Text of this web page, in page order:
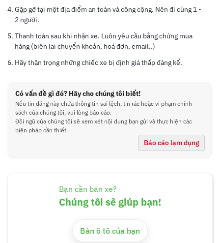
Hệ thống túi khí an toàn.
Ghế bọc da cao cấp, sạch đẹp, ngồi êm ái.
💰 Giá công khai: 265 Triệu xem xe Dĩ An
liên hệ sang Zalo Tuấn 𝟶𝟻𝟼𝟽.𝟻𝟺.𝟸𝟹𝟺𝟻 xem xe Dĩ An Bình Dương
ɢửɪ ᴢᴀʟᴏ ᴇᴍ ᴛᴜấɴ 𝟶𝟻𝟼𝟽 𝟻𝟺 𝟸𝟹𝟺𝟻 ᴍᴜᴀ ʙáɴ ɴʜᴀɴʜ ɢọɴ Voir moins
Gặp gỡ tại một địa điểm an toàn và công cộng. Nên đi cùng 1 -
2 người.
Thanh toán sau khi nhận xe. Luôn yêu cầu bằng chứng mua
hàng (biên lai chuyển khoản, hoá đơn, email..)
Hãy thận trọng những chiếc xe bị định giá thấp đáng kể.
Có vấn đề gì đó? Hãy cho chúng tôi biết!
Nếu tin đăng này chứa thông tin sai lệch, tin rác hoặc vi phạm chính
sách của chúng tôi, vui lòng báo cáo.
Đội ngũ của chúng tôi sẽ xem xét nội dung bạn gửi và thực hiện các
biện pháp cần thiết.
Báo cáo lạm dụng
Bạn cần bán xe?
Chúng tôi sẽ giúp bạn!
Bán ô tô của bạn